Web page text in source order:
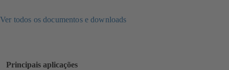
Ver todos os documentos e downloads
Principais aplicações